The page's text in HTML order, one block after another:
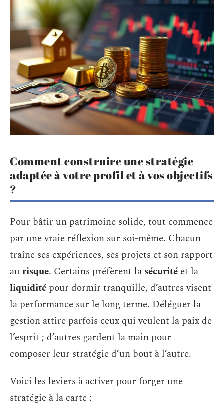
Comment construire une stratégie
adaptée à votre profil et à vos objectifs
?
Pour bâtir un patrimoine solide, tout commence
par une vraie réflexion sur soi-même. Chacun
traîne ses expériences, ses projets et son rapport
au risque. Certains préfèrent la sécurité et la
liquidité pour dormir tranquille, d’autres visent
la performance sur le long terme. Déléguer la
gestion attire parfois ceux qui veulent la paix de
l’esprit ; d’autres gardent la main pour
composer leur stratégie d’un bout à l’autre.
Voici les leviers à activer pour forger une
stratégie à la carte :